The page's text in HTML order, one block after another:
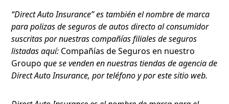
“Direct Auto Insurance” es también el nombre de marca
para polizas de seguros de autos directo al consumidor
suscritas por nuestras compañías filiales de seguros
listadas aquí: Compañías de Seguros en nuestro
Groupo que se venden en nuestras tiendas de agencia de
Direct Auto Insurance, por teléfono y por este sitio web.